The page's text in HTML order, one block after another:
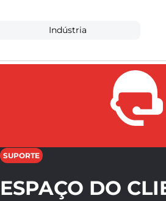
Indústria
SUPORTE
ESPAÇO DO